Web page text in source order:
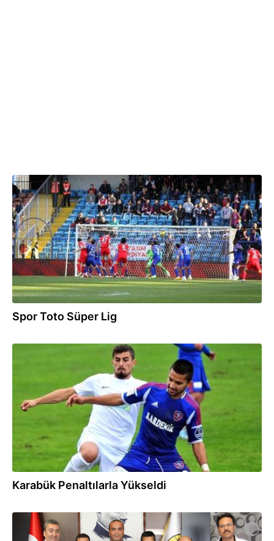
08.03.2015
Spor Toto Süper Lig
Karabük Penaltılarla Yükseldi
09.09.2013